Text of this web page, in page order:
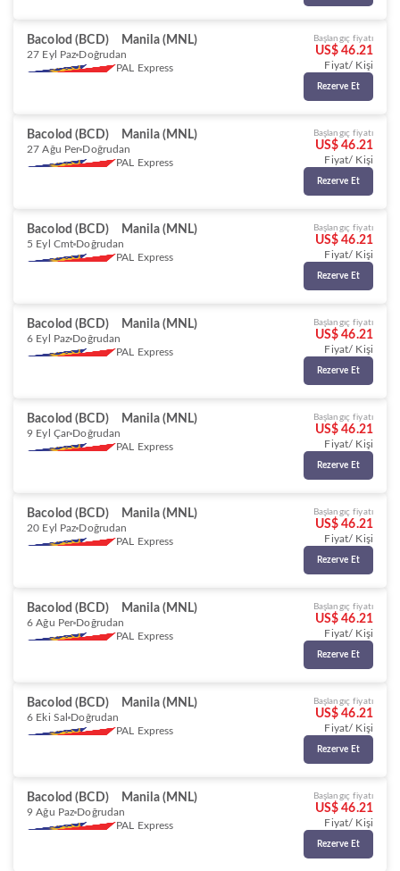
Bacolod (BCD) Manila (MNL)
27 Eyl Paz Doğrudan
PAL Express
Başlangıç fiyatı
US$ 46.21
Fiyat/ Kişi
Rezerve Et
Bacolod (BCD) Manila (MNL)
27 Ağu Per Doğrudan
PAL Express
Başlangıç fiyatı
US$ 46.21
Fiyat/ Kişi
Rezerve Et
Bacolod (BCD) Manila (MNL)
5 Eyl Cmt Doğrudan
PAL Express
Başlangıç fiyatı
US$ 46.21
Fiyat/ Kişi
Rezerve Et
Bacolod (BCD) Manila (MNL)
6 Eyl Paz Doğrudan
PAL Express
Başlangıç fiyatı
US$ 46.21
Fiyat/ Kişi
Rezerve Et
Bacolod (BCD) Manila (MNL)
9 Eyl Çar Doğrudan
PAL Express
Başlangıç fiyatı
US$ 46.21
Fiyat/ Kişi
Rezerve Et
Bacolod (BCD) Manila (MNL)
20 Eyl Paz Doğrudan
PAL Express
Başlangıç fiyatı
US$ 46.21
Fiyat/ Kişi
Rezerve Et
Bacolod (BCD) Manila (MNL)
6 Ağu Per Doğrudan
PAL Express
Başlangıç fiyatı
US$ 46.21
Fiyat/ Kişi
Rezerve Et
Bacolod (BCD) Manila (MNL)
6 Eki Sal Doğrudan
PAL Express
Başlangıç fiyatı
US$ 46.21
Fiyat/ Kişi
Rezerve Et
Bacolod (BCD) Manila (MNL)
9 Ağu Paz Doğrudan
PAL Express
Başlangıç fiyatı
US$ 46.21
Fiyat/ Kişi
Rezerve Et